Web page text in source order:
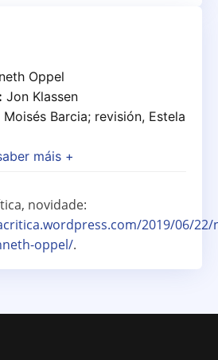
Oppel
Jon Klassen
Moisés Barcia; revisión, Estela
máis +
novidade:
2019/06/22/
oppel/.